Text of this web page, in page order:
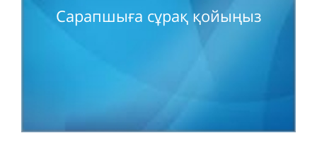
Сарапшыға сұрақ қойыңыз